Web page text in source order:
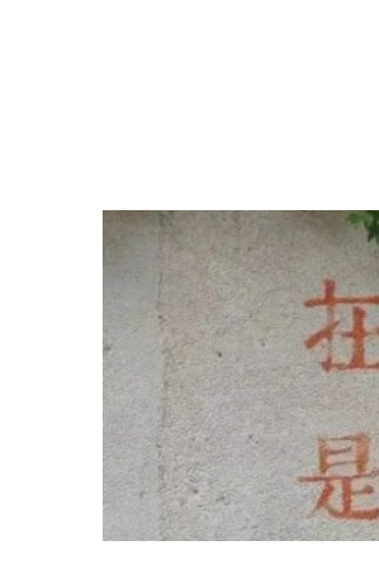
对外经